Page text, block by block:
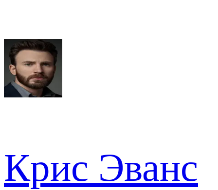
Крис Эванс